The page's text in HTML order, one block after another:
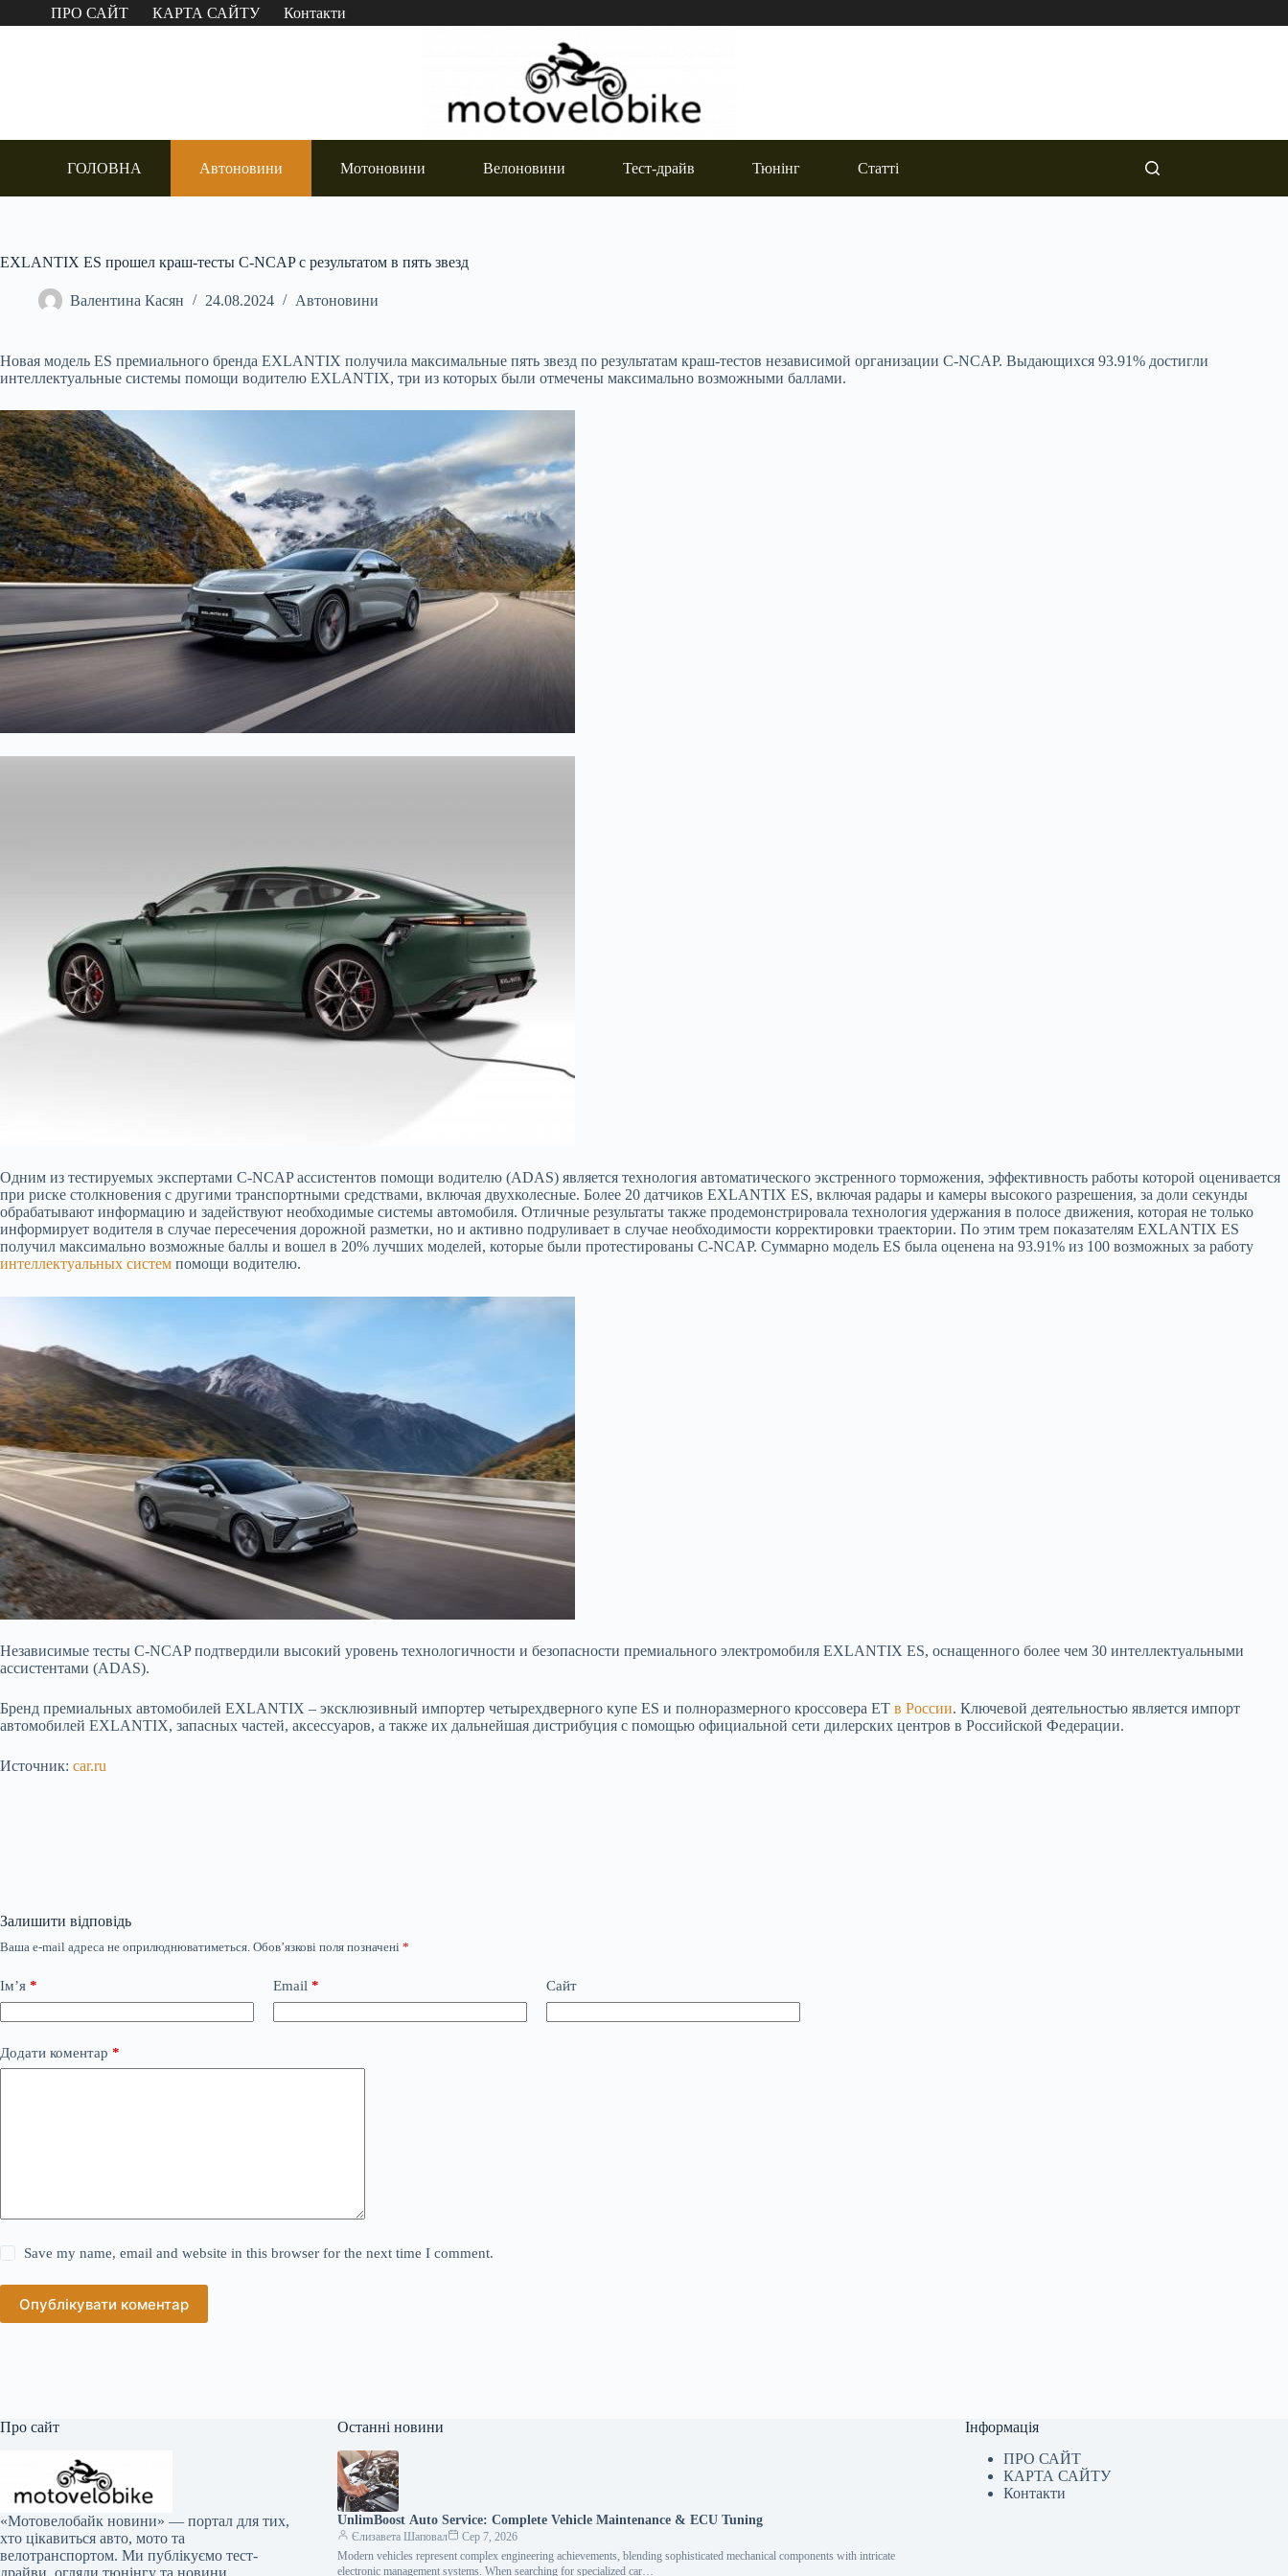
Перейти
до
ПРО САЙТ КАРТА САЙТУ Контакти
ГОЛОВНА Автоновини Мотоновини Велоновини Тест-драйв Тюнінг Статті
EXLANTIX ES прошел краш-тесты C-NCAP c результатом в пять звезд
Валентина Касян 24.08.2024 Автоновини
Новая модель ES премиального бренда EXLANTIX получила максимальные пять звезд по результатам краш-тестов независимой организации С-NCAP. Выдающихся 93.91% достигли
интеллектуальные системы помощи водителю EXLANTIX, три из которых были отмечены максимально возможными баллами.
Одним из тестируемых экспертами C-NCAP ассистентов помощи водителю (ADAS) является технология автоматического экстренного торможения, эффективность работы которой оценивается
при риске столкновения с другими транспортными средствами, включая двухколесные. Более 20 датчиков EXLANTIX ES, включая радары и камеры высокого разрешения, за доли секунды
обрабатывают информацию и задействуют необходимые системы автомобиля. Отличные результаты также продемонстрировала технология удержания в полосе движения, которая не только
информирует водителя в случае пересечения дорожной разметки, но и активно подруливает в случае необходимости корректировки траектории. По этим трем показателям EXLANTIX ES
получил максимально возможные баллы и вошел в 20% лучших моделей, которые были протестированы C-NCAP. Суммарно модель ES была оценена на 93.91% из 100 возможных за работу
интеллектуальных систем помощи водителю.
Независимые тесты C-NCAP подтвердили высокий уровень технологичности и безопасности премиального электромобиля EXLANTIX ES, оснащенного более чем 30 интеллектуальными
ассистентами (ADAS).
Бренд премиальных автомобилей EXLANTIX – эксклюзивный импортер четырехдверного купе ES и полноразмерного кроссовера ET в России. Ключевой деятельностью является импорт
автомобилей EXLANTIX, запасных частей, аксессуаров, а также их дальнейшая дистрибуция с помощью официальной сети дилерских центров в Российской Федерации.
Источник: car.ru
Залишити відповідь
Ваша e-mail адреса не оприлюднюватиметься. Обов’язкові поля позначені *
Ім’я * Email * Сайт
Додати коментар *
Save my name, email and website in this browser for the next time I comment.
Опублікувати коментар
Про сайт
«Мотовелобайк новини» — портал для тих,
хто цікавиться авто, мото та
велотранспортом. Ми публікуємо тест-
Останні новини
UnlimBoost Auto Service: Complete Vehicle Maintenance & ECU Tuning
Єлизавета Шаповал
Сер 7, 2026
Modern vehicles represent complex engineering achievements, blending sophisticated mechanical components with intricate
electronic management systems. When searching for specialized car…
Інформація
ПРО САЙТ
КАРТА САЙТУ
Контакти